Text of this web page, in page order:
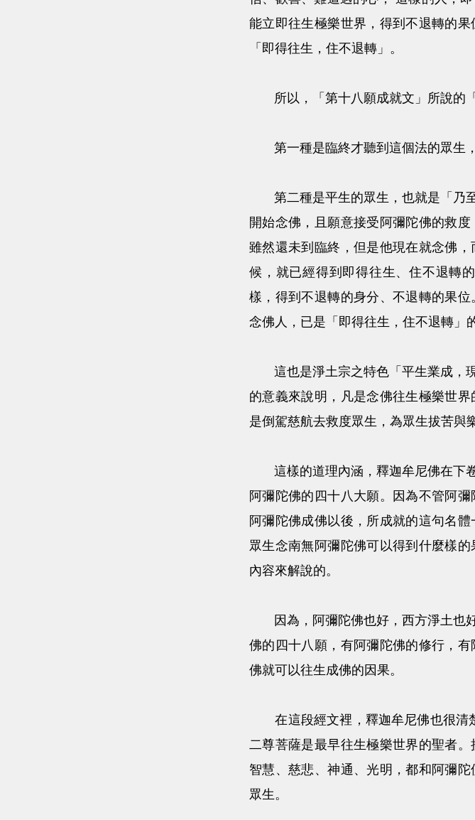
能立即往生極樂世界，得到不退轉的果
「即得往生，住不退轉」。
所以，「第十八願成就文」所說的「
第一種是臨終才聽到這個法的眾生，
第二種是平生的眾生，也就是「乃至
開始念佛，且願意接受阿彌陀佛的救
雖然還未到臨終，但是他現在就念佛
候，就已經得到即得往生、住不退轉
樣，得到不退轉的身分、不退轉的果
念佛人，已是「即得往生，住不退轉」
這也是淨土宗之特色「平生業成，現
的意義來說明，凡是念佛往生極樂世
是倒駕慈航去救度眾生，為眾生拔苦與
這樣的道理內涵，釋迦牟尼佛在下卷
阿彌陀佛的四十八大願。因為不管阿
阿彌陀佛成佛以後，所成就的這句名
眾生念南無阿彌陀佛可以得到什麼樣
內容來解說的。
因為，阿彌陀佛也好，西方淨土也好
佛的四十八願，有阿彌陀佛的修行，
佛就可以往生成佛的因果。
在這段經文裡，釋迦牟尼佛也很清
二尊菩薩是最早往生極樂世界的聖者
智慧、慈悲、神通、光明，都和阿彌
眾生。